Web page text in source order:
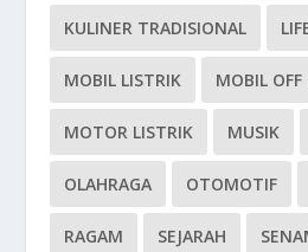
KULINER TRADISIONAL
MOBIL LISTRIK MOBIL OFF
MOTOR LISTRIK MUSIK
OLAHRAGA OTOMOTIF
RAGAM SEJARAH